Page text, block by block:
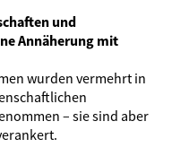
und
Annäherung mit
wurden vermehrt in
– sie sind aber